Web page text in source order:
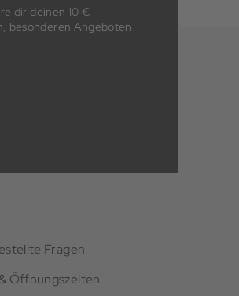
dir deinen 10 €
besonderen Angeboten
Fragen
Öffnungszeiten